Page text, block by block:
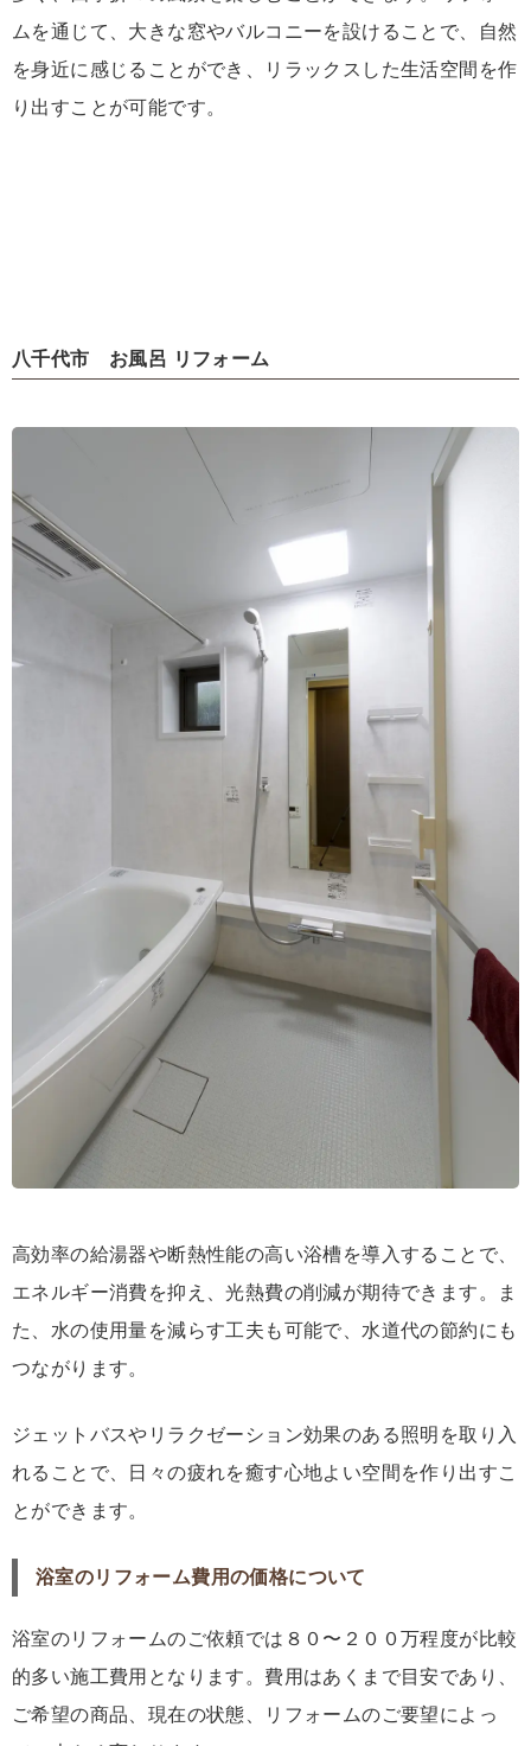
ムを通じて、大きな窓やバルコニーを設けることで、自然
を身近に感じることができ、リラックスした生活空間を作
り出すことが可能です。
八千代市 お風呂 リフォーム
高効率の給湯器や断熱性能の高い浴槽を導入することで、
エネルギー消費を抑え、光熱費の削減が期待できます。ま
た、水の使用量を減らす工夫も可能で、水道代の節約にも
つながります。
ジェットバスやリラクゼーション効果のある照明を取り入
れることで、日々の疲れを癒す心地よい空間を作り出すこ
とができます。
浴室のリフォーム費用の価格について
浴室のリフォームのご依頼では８０〜２００万程度が比較
的多い施工費用となります。費用はあくまで目安であり、
ご希望の商品、現在の状態、リフォームのご要望によっ